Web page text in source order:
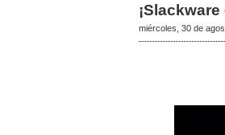
miércoles, 30 de